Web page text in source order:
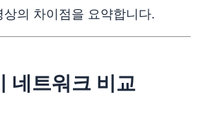
의 차이점을 요약합니다.
네트워크 비교